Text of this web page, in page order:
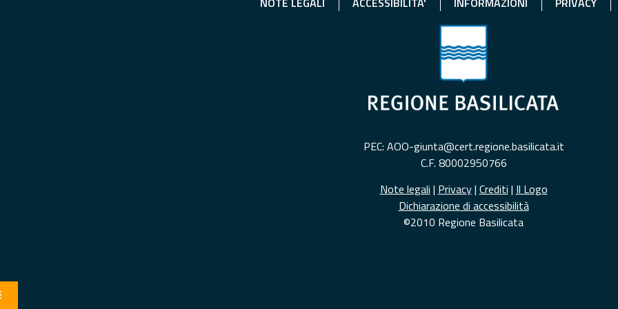
PEC: AOO-giunta@cert.regione.basilicata.it
C.F. 80002950766
Note legali | Privacy| Crediti | Il Logo
Dichiarazione di accessibilità
©2010 Regione Basilicata